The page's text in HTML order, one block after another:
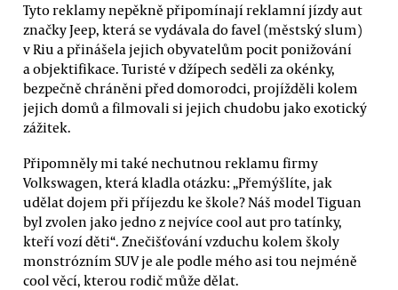
Tyto reklamy nepěkně připomínají reklamní jízdy aut
značky Jeep, která se vydávala do favel (městský slum)
v Riu a přinášela jejich obyvatelům pocit ponižování
a objektifikace. Turisté v džípech seděli za okénky,
bezpečně chráněni před domorodci, projížděli kolem
jejich domů a filmovali si jejich chudobu jako exotický
zážitek.
Připomněly mi také nechutnou reklamu firmy
Volkswagen, která kladla otázku: „Přemýšlíte, jak
udělat dojem při příjezdu ke škole? Náš model Tiguan
byl zvolen jako jedno z nejvíce cool aut pro tatínky,
kteří vozí děti“. Znečišťování vzduchu kolem školy
monstrózním SUV je ale podle mého asi tou nejméně
cool věcí, kterou rodič může dělat.